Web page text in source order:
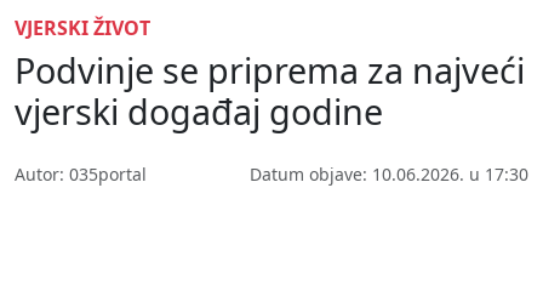
VJERSKI ŽIVOT
Podvinje se priprema za najveći
vjerski događaj godine
Autor: 035portal Datum objave: 10.06.2026. u 17:30